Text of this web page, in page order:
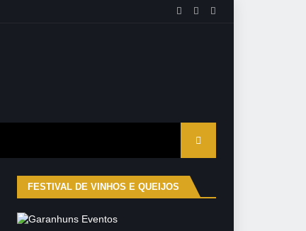
FESTIVAL DE VINHOS E QUEIJOS